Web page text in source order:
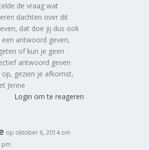
de vraag wat
dachten over dit
dat doe jij dus ook
een antwoord geven,
of kun je geen
antwoord geven
op, gezien je afkomst,
Jenne
Login om te reageren
op oktober 6, 2014 om
pm